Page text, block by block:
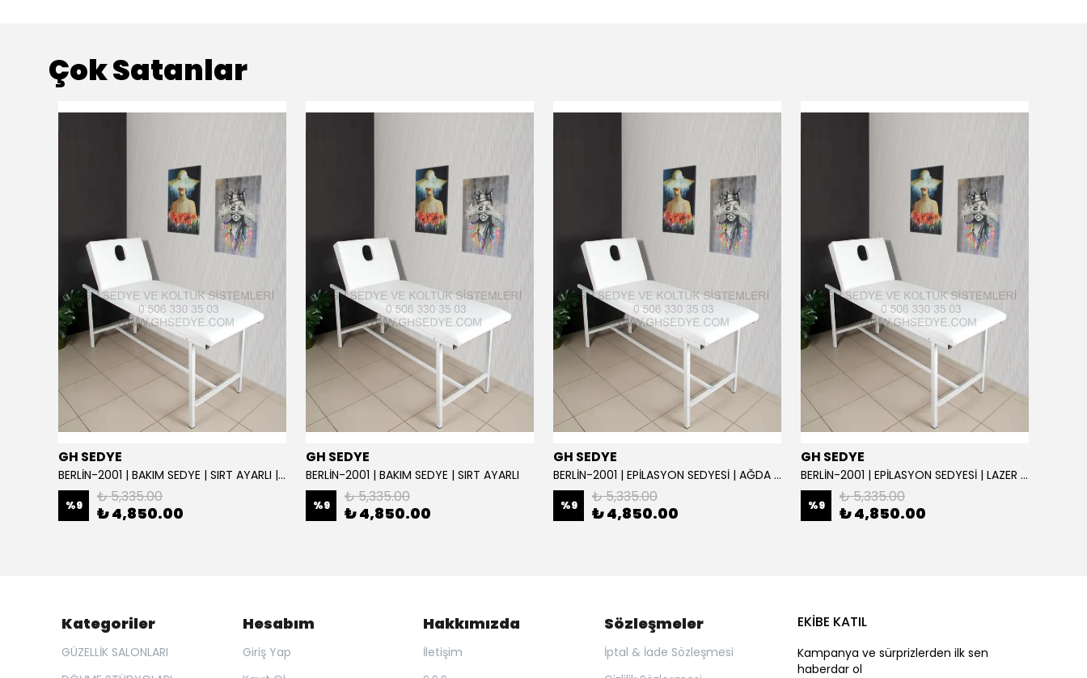
Çok Satanlar
GH SEDYE
BERLİN-2001 | BAKIM SEDYE | SIRT AYARLI | BEYAZ
%9 ₺ 5,335.00
₺ 4,850.00
GH SEDYE
BERLİN-2001 | BAKIM SEDYE | SIRT AYARLI
%9 ₺ 5,335.00
₺ 4,850.00
GH SEDYE
BERLİN-2001 | EPİLASYON SEDYESİ | AĞDA VE SİR SEDYE | SIRT AYARLI
%9 ₺ 5,335.00
₺ 4,850.00
GH SEDYE
BERLİN-2001 | EPİLASYON SEDYESİ | LAZER SEDYE | SIRT AYARLI
%9 ₺ 5,335.00
₺ 4,850.00
Kategoriler
GÜZELLİK SALONLARI
Hesabım
Giriş Yap
Hakkımızda
İletişim
Sözleşmeler
İptal & İade Sözleşmesi
EKİBE KATIL
Kampanya ve sürprizlerden ilk sen
haberdar ol